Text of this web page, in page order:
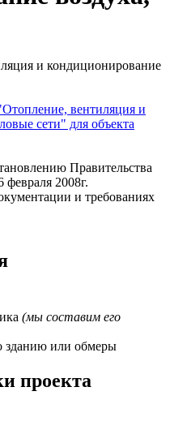
и кондиционирование
вентиляция и
сети" для объекта
Правительства
2008г.
и требованиях
(мы составим его
зданию или обмеры
проекта